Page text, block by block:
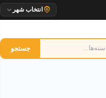
انتخاب شهر
جستجو